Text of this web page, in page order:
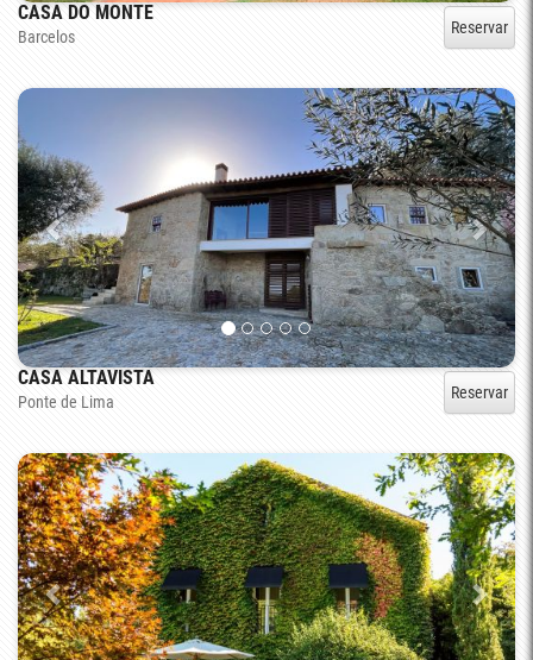
CASA DO MONTE
Barcelos Reservar
CASA ALTAVISTA
Ponte de Lima Reservar